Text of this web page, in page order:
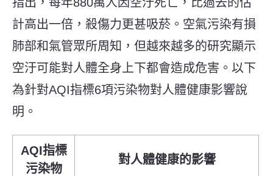
計高出一倍，殺傷力更甚吸菸。空氣污染有損
肺部和氣管眾所周知，但越來越多的研究顯示
空汙可能對人體全身上下都會造成危害。以下
為針對AQI指標6項污染物對人體健康影響說
明。
AQI指標
污染物
對人體健康的影響